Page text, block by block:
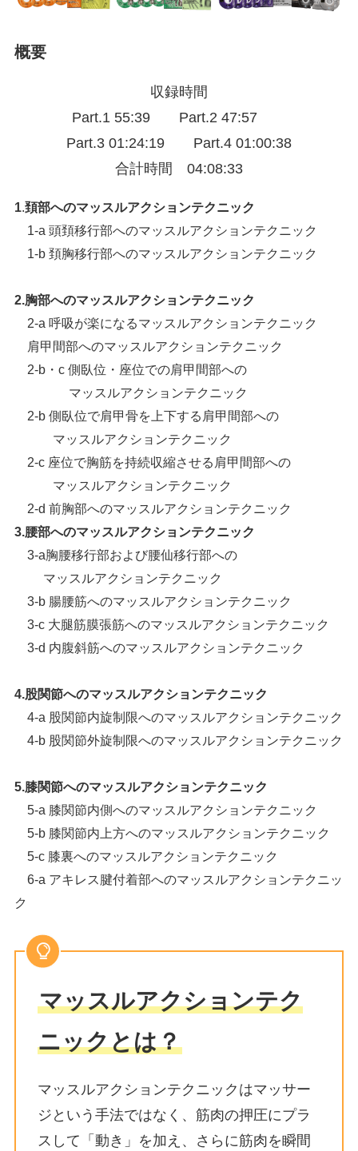
概要
収録時間
Part.1 55:39 Part.2 47:57
Part.3 01:24:19 Part.4 01:00:38
合計時間 04:08:33
1.頚部へのマッスルアクションテクニック
1-a 頭頚移行部へのマッスルアクションテクニック
1-b 頚胸移行部へのマッスルアクションテクニック
2.胸部へのマッスルアクションテクニック
2-a 呼吸が楽になるマッスルアクションテクニック
肩甲間部へのマッスルアクションテクニック
2-b・c 側臥位・座位での肩甲間部への
マッスルアクションテクニック
2-b 側臥位で肩甲骨を上下する肩甲間部への
マッスルアクションテクニック
2-c 座位で胸筋を持続収縮させる肩甲間部への
マッスルアクションテクニック
2-d 前胸部へのマッスルアクションテクニック
3.腰部へのマッスルアクションテクニック
3-a胸腰移行部および腰仙移行部への
マッスルアクションテクニック
3-b 腸腰筋へのマッスルアクションテクニック
3-c 大腿筋膜張筋へのマッスルアクションテクニック
3-d 内腹斜筋へのマッスルアクションテクニック
4.股関節へのマッスルアクションテクニック
4-a 股関節内旋制限へのマッスルアクションテクニック
4-b 股関節外旋制限へのマッスルアクションテクニック
5.膝関節へのマッスルアクションテクニック
5-a 膝関節内側へのマッスルアクションテクニック
5-b 膝関節内上方へのマッスルアクションテクニック
5-c 膝裏へのマッスルアクションテクニック
6-a アキレス腱付着部へのマッスルアクションテクニッ
ク
マッスルアクションテク
ニックとは？
マッスルアクションテクニックはマッサー
ジという手法ではなく、 筋肉の押圧にプラ
スして「動き」を加え、さらに筋肉を瞬間